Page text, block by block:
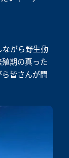
がら野生動
期の真った
皆さんが間